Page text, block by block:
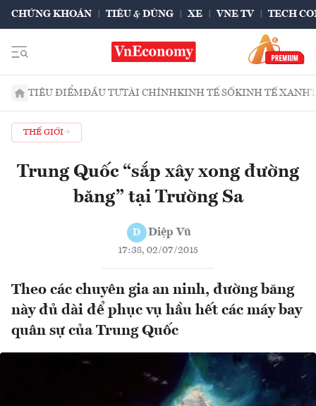
CHỨNG KHOÁN TIÊU & DÙNG XE VNE TV TECH
TIÊU ĐIỂMĐẦU TƯTÀI CHÍNHKINH TẾ SỐKINH TẾ XANH
THẾ GIỚI
Trung Quốc “sắp xây xong đường
băng” tại Trường Sa
D Diệp Vũ
17:38, 02/07/2015
Theo các chuyên gia an ninh, đường băng
này đủ dài để phục vụ hầu hết các máy bay
quân sự của Trung Quốc